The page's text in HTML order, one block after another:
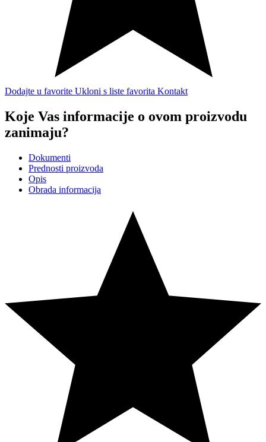
Dodajte u favorite Ukloni s liste favorita Kontakt
Koje Vas informacije o ovom proizvodu
zanimaju?
Dokumenti
Prednosti proizvoda
Opis
Obrada informacija